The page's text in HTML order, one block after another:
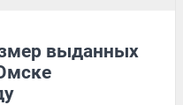
выданных